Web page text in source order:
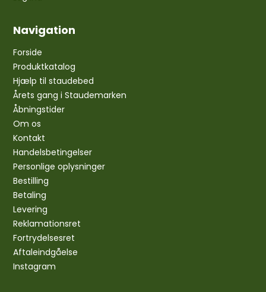
Navigation
Forside
Produktkatalog
Hjælp til staudebed
Årets gang i Staudemarken
Åbningstider
Om os
Kontakt
Handelsbetingelser
Personlige oplysninger
Bestilling
Betaling
Levering
Reklamationsret
Fortrydelsesret
Aftaleindgåelse
Instagram